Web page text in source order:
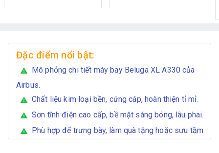
Đặc điểm nổi bật:
warning
Mô phỏng chi tiết máy bay Beluga XL A330 của
Airbus.
warning Chất liệu kim loại bền, cứng cáp, hoàn thiện tỉ mỉ.
warning Sơn tĩnh điện cao cấp, bề mặt sáng bóng, lâu phai.
warning Phù hợp để trưng bày, làm quà tặng hoặc sưu tầm.